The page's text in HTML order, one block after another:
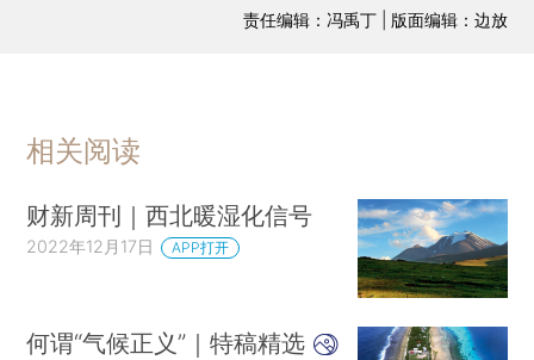
责任编辑：冯禹丁 | 版面编辑：边放
相关阅读
财新周刊｜西北暖湿化信号
2022年12月17日 APP打开
何谓“气候正义”｜特稿精选